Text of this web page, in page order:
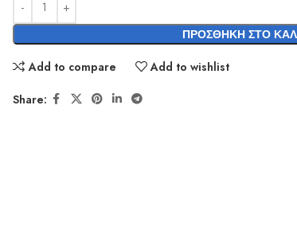
ΠΡΟΣΘΉΚΗ ΣΤΟ
Add to compare Add to wishlist
Share: